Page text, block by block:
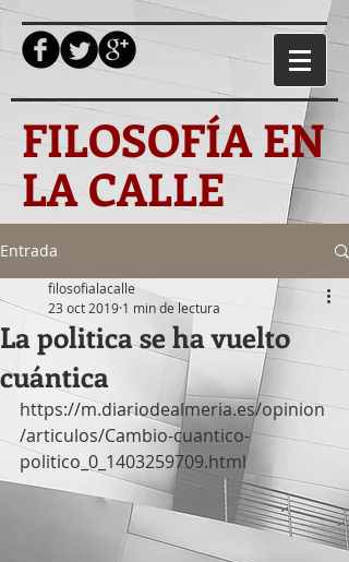
FILOSOFÍA EN
LA CALLE
Entrada
La politica se ha vuelto
cuántica
filosofialacalle
23 oct 2019 1 min de lectura
https://m.diariodealmeria.es/opinion
/articulos/Cambio-cuantico-
politico_0_1403259709.html